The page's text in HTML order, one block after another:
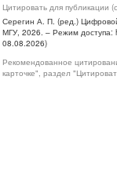
Цитировать для публикации
Серегин А. П. (ред.)
МГУ, 2026. – Режим доступа:
08.08.2026)
Рекомендованное
карточке", раздел